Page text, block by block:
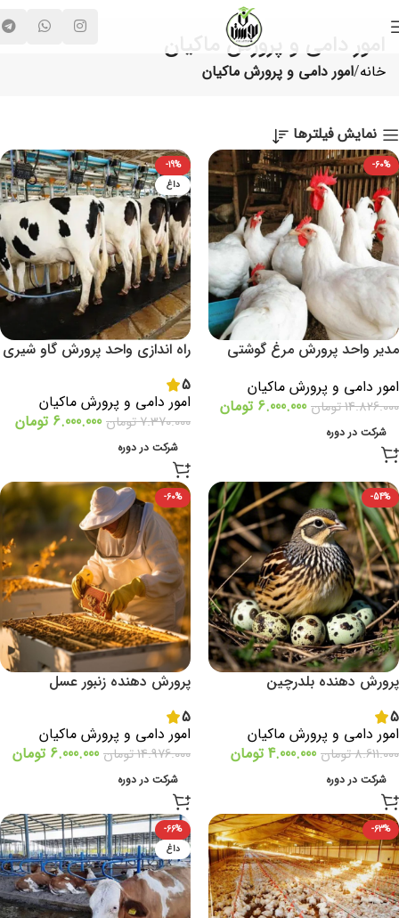
امور دامی و پرورش ماکیان
خانه امور دامی و پرورش ماکیان
نمایش فیلترها
-60%
مدیر واحد پرورش مرغ گوشتی
امور دامی و پرورش ماکیان
14.826.000تومان 6.000.000 تومان
شرکت در دوره
-19%
داغ
راه اندازی واحد پرورش گاو شيری
5
امور دامی و پرورش ماکیان
7.370.000تومان 6.000.000 تومان
شرکت در دوره
-54%
پرورش دهنده بلدرچین
5
امور دامی و پرورش ماکیان
8.611.000تومان 4.000.000 تومان
شرکت در دوره
-60%
پرورش دهنده زنبور عسل
5
امور دامی و پرورش ماکیان
14.976.000تومان 6.000.000 تومان
شرکت در دوره
-63%
-66%
داغ